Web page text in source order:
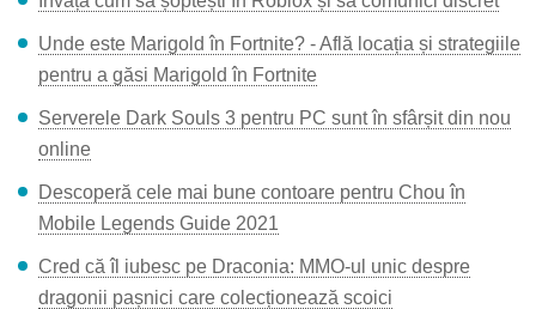
Unde este Marigold în Fortnite? - Află locația și strategiile
pentru a găsi Marigold în Fortnite
Serverele Dark Souls 3 pentru PC sunt în sfârșit din nou
online
Descoperă cele mai bune contoare pentru Chou în
Mobile Legends Guide 2021
Cred că îl iubesc pe Draconia: MMO-ul unic despre
dragonii pașnici care colecționează scoici